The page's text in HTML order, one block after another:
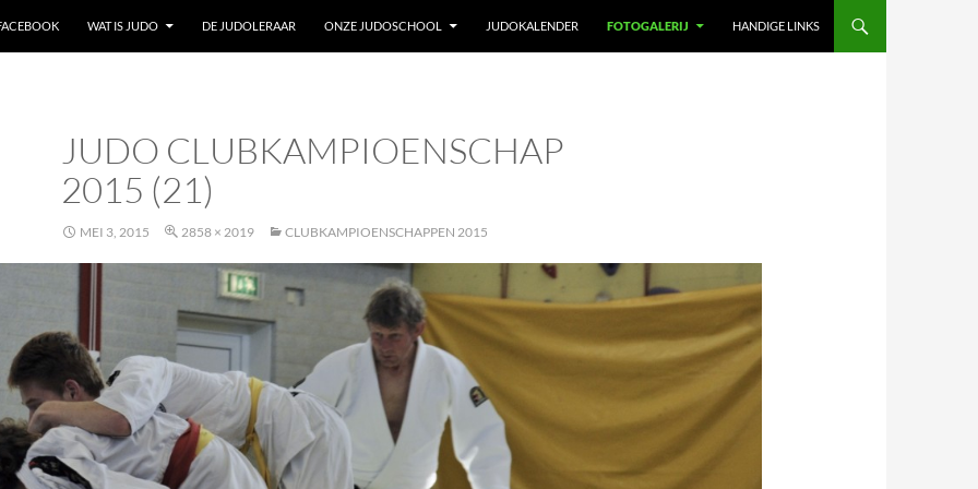
WAT IS JUDO DE JUDOLERAAR ONZE JUDOSCHOOL JUDOKALENDER FOTOGALERIJ HANDIGE LINKS
JUDO CLUBKAMPIOENSCHAP
2015 (21)
MEI 3, 2015 2858 × 2019 CLUBKAMPIOENSCHAPPEN 2015